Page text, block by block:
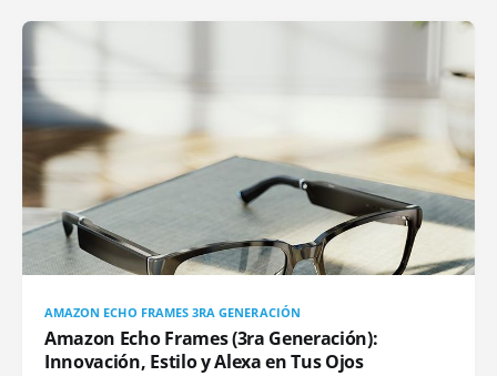
AMAZON ECHO FRAMES 3RA GENERACIÓN
Amazon Echo Frames (3ra Generación):
Innovación, Estilo y Alexa en Tus Ojos